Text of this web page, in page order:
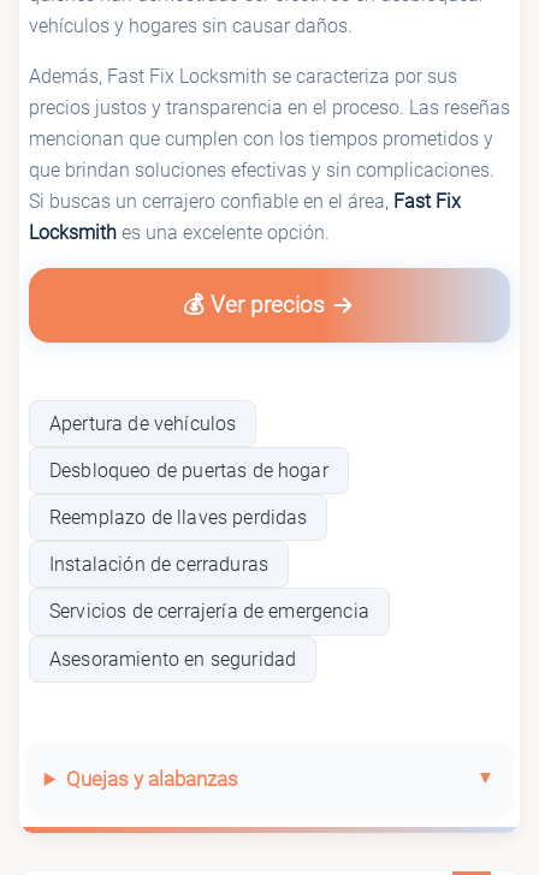
vehículos y hogares sin causar daños.
Además, Fast Fix Locksmith se caracteriza por sus
precios justos y transparencia en el proceso. Las reseñas
mencionan que cumplen con los tiempos prometidos y
que brindan soluciones efectivas y sin complicaciones.
Si buscas un cerrajero confiable en el área, Fast Fix
Locksmith es una excelente opción.
💰 Ver precios
Apertura de vehículos
Desbloqueo de puertas de hogar
Reemplazo de llaves perdidas
Instalación de cerraduras
Servicios de cerrajería de emergencia
Asesoramiento en seguridad
Quejas y alabanzas